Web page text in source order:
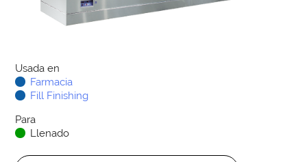
Usada en
Farmacia
Fill Finishing
Para
Llenado